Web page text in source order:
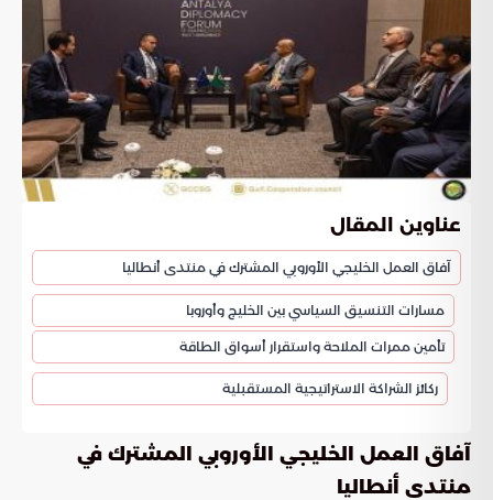
عناوين المقال
آفاق العمل الخليجي الأوروبي المشترك في منتدى أنطاليا
مسارات التنسيق السياسي بين الخليج وأوروبا
تأمين ممرات الملاحة واستقرار أسواق الطاقة
ركائز الشراكة الاستراتيجية المستقبلية
آفاق العمل الخليجي الأوروبي المشترك في
منتدى أنطاليا